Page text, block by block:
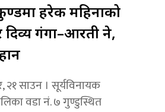
हरेक महिनाको
गंगा–आरती हुने,
२१ साउन । सूर्यविनायक
वडा नं. ७ गुण्डुस्थित